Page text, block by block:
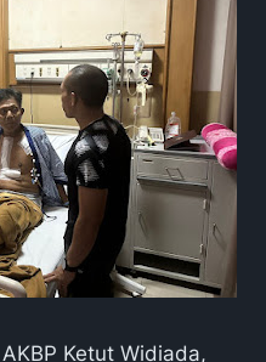
Ketut Widiada,